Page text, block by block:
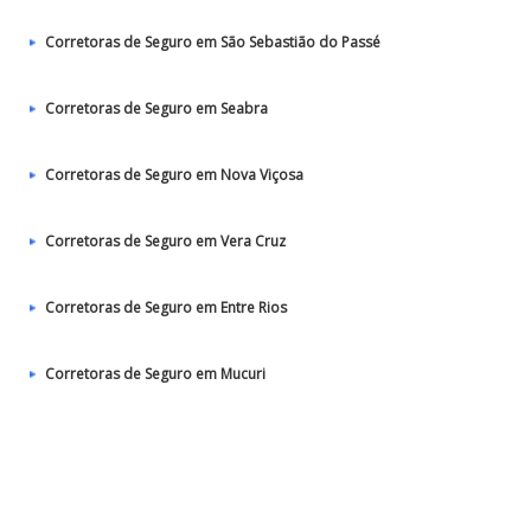
Corretoras de Seguro em São Sebastião do Passé
Corretoras de Seguro em Seabra
Corretoras de Seguro em Nova Viçosa
Corretoras de Seguro em Vera Cruz
Corretoras de Seguro em Entre Rios
Corretoras de Seguro em Mucuri